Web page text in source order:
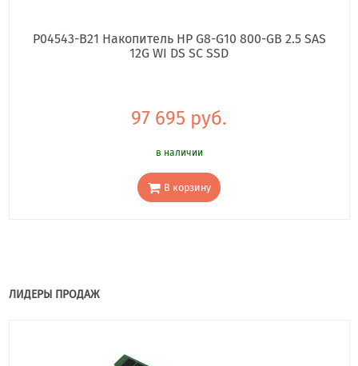
P04543-B21 Накопитель HP G8-G10 800-GB 2.5 SAS
12G WI DS SC SSD
97 695 руб.
в наличии
В корзину
ЛИДЕРЫ ПРОДАЖ